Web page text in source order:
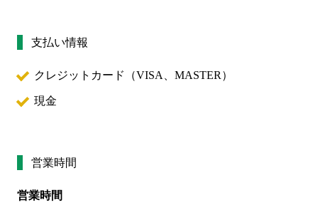
支払い情報
クレジットカード（VISA、MASTER ）
現金
営業時間
営業時間